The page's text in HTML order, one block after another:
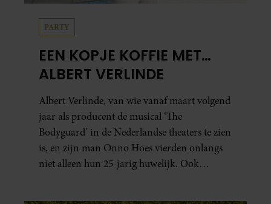
PARTY
EEN KOPJE KOFFIE MET…
ALBERT VERLINDE
Albert Verlinde, van wie vanaf maart volgend
jaar als producent de musical ‘The
Bodyguard’ in de Nederlandse theaters te zien
is, en zijn man Onno Hoes vierden onlangs
niet alleen hun 25-jarig huwelijk. Ook